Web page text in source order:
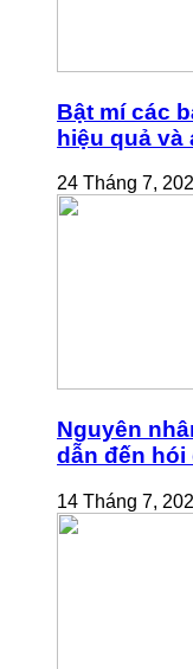
Bật mí các
hiệu quả
24 Tháng 7,
Nguyên
dẫn đến hói
14 Tháng 7,